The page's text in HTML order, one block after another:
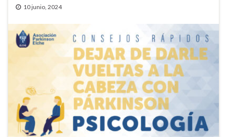
10 junio, 2024